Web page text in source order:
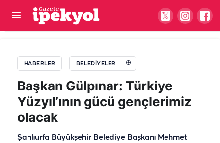
HABERLER BELEDIYELER
Başkan Gülpınar: Türkiye
Yüzyıl’ının gücü gençlerimiz
olacak
Şanlıurfa Büyükşehir Belediye Başkanı Mehmet
Başkan Bucak: Basın milletimizin güçlü sesidir